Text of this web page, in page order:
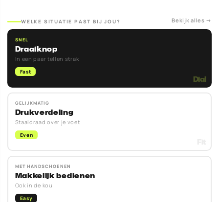
WELKE SITUATIE PAST BIJ JOU? Bekijk alles →
SNEL
Draaiknop
In een paar tellen strak
Fast
GELIJKMATIG
Drukverdeling
Staaldraad over je voet
Even
MET HANDSCHOENEN
Makkelijk bedienen
Ook in de kou
Easy